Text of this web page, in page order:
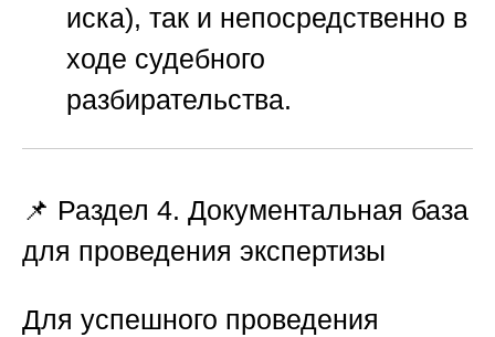
иска), так и непосредственно в
ходе судебного
разбирательства.
📌 Раздел 4. Документальная база
для проведения экспертизы
Для успешного проведения